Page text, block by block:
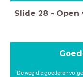
Slide 28 - Open
De weg die goederen